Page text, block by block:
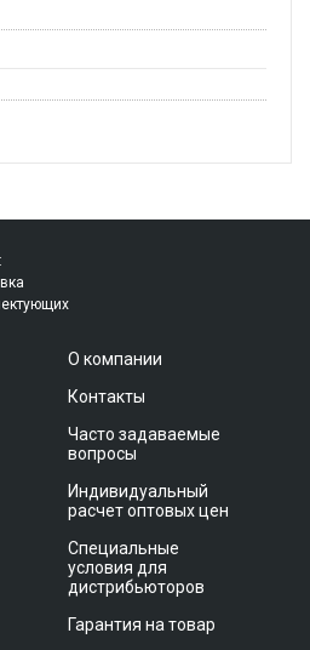
О компании
Контакты
Часто задаваемые
вопросы
Индивидуальный
расчет оптовых цен
Специальные
условия для
дистрибьюторов
Гарантия на товар